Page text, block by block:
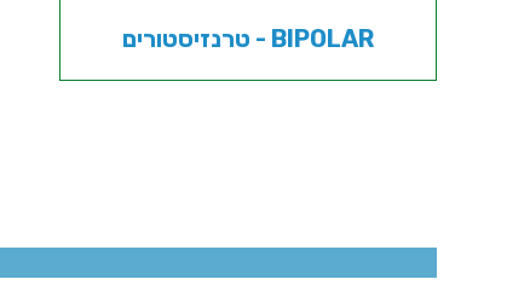
טרנזיסטורים - BIPOLAR